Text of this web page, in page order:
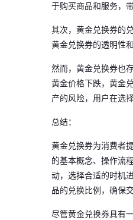
于购买商品和服务，
其次，黄金兑换券的
黄金兑换券的透明性
然而，黄金兑换券也
黄金价格下跌，黄金
产的风险，用户在选
总结：
黄金兑换券为消费者
的基本概念、操作流
动，选择合适的时机
品的兑换比例，确保
尽管黄金兑换券具有